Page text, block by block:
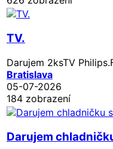
TV.
Darujem 2ksTV
Bratislava
05-07-2026
184 zobrazení
Darujem